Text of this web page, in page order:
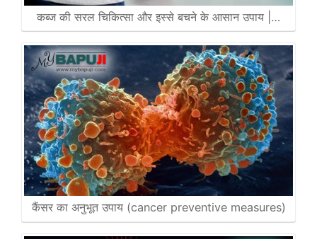
कब्ज की सरल चिकित्सा और इस्से बचने के आसान उपाय |…
कैंसर का अनुभूत उपाय (cancer preventive measures)